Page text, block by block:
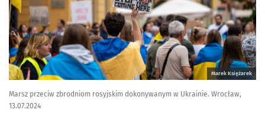
Marek Księżarek
Marsz przeciw zbrodniom rosyjskim dokonywanym w Ukrainie. Wrocław,
13.07.2024